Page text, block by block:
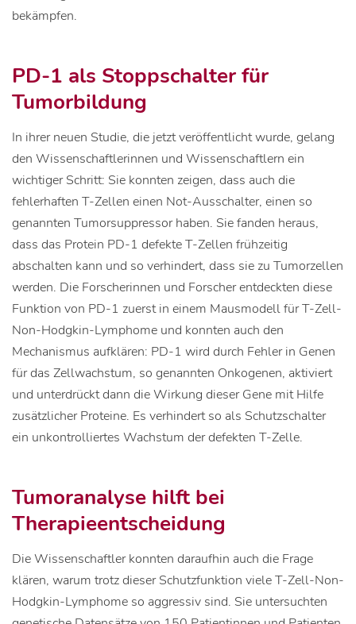
bekämpfen.
PD-1 als Stoppschalter für
Tumorbildung
In ihrer neuen Studie, die jetzt veröffentlicht wurde, gelang
den Wissenschaftlerinnen und Wissenschaftlern ein
wichtiger Schritt: Sie konnten zeigen, dass auch die
fehlerhaften T-Zellen einen Not-Ausschalter, einen so
genannten Tumorsuppressor haben. Sie fanden heraus,
dass das Protein PD-1 defekte T-Zellen frühzeitig
abschalten kann und so verhindert, dass sie zu Tumorzellen
werden. Die Forscherinnen und Forscher entdeckten diese
Funktion von PD-1 zuerst in einem Mausmodell für T-Zell-
Non-Hodgkin-Lymphome und konnten auch den
Mechanismus aufklären: PD-1 wird durch Fehler in Genen
für das Zellwachstum, so genannten Onkogenen, aktiviert
und unterdrückt dann die Wirkung dieser Gene mit Hilfe
zusätzlicher Proteine. Es verhindert so als Schutzschalter
ein unkontrolliertes Wachstum der defekten T-Zelle.
Tumoranalyse hilft bei
Therapieentscheidung
Die Wissenschaftler konnten daraufhin auch die Frage
klären, warum trotz dieser Schutzfunktion viele T-Zell-Non-
Hodgkin-Lymphome so aggressiv sind. Sie untersuchten